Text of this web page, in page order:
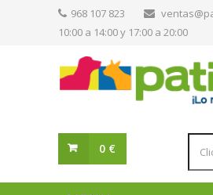
968 107 823
10:00 a 14:00 y 17:00 a 20:00
0 €